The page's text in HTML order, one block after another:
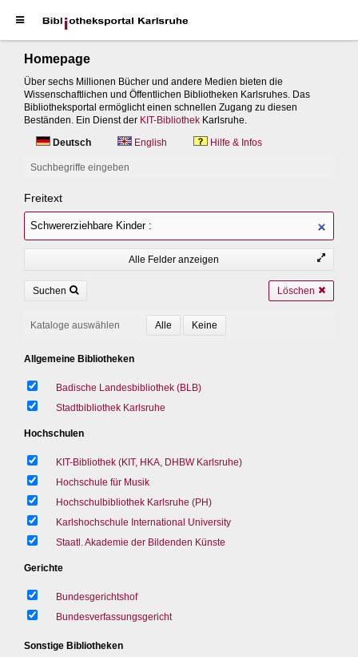
Homepage
Über sechs Millionen Bücher und andere Medien bieten die
Wissenschaftlichen und Öffentlichen Bibliotheken Karlsruhes. Das
Bibliotheksportal ermöglicht einen schnellen Zugang zu diesen
Beständen. Ein Dienst der KIT-Bibliothek Karlsruhe.
Deutsch
English Hilfe & Infos
Suchbegriffe eingeben
Freitext
Alle Felder anzeigen
Suchen Löschen
Kataloge auswählen
Allgemeine Bibliotheken
Badische Landesbibliothek (BLB)
Stadtbibliothek Karlsruhe
Hochschulen
KIT-Bibliothek (KIT, HKA, DHBW Karlsruhe)
Hochschule für Musik
Hochschulbibliothek Karlsruhe (PH)
Karlshochschule International University
Staatl. Akademie der Bildenden Künste
Gerichte
Bundesgerichtshof
Bundesverfassungsgericht
Sonstige Bibliotheken